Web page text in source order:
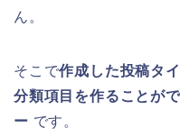
ん。
そこで作成した投稿タ
分類項目を作ることが
ー です。